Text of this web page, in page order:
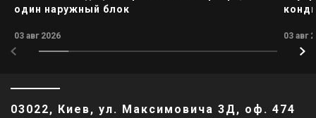
один наружный блок
03 авг 2026 03 авг
03022, Киев, ул. Максимовича 3Д, оф. 474